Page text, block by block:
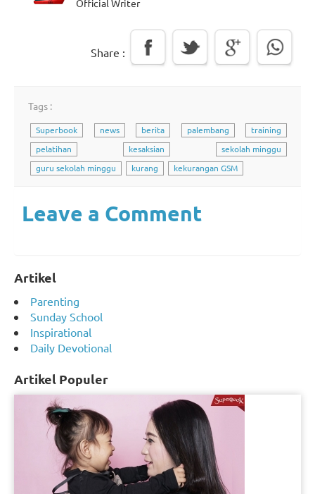
Official Writer
Share :
Tags :
Superbook news berita palembang
training
pelatihan
kesaksian
sekolah minggu
guru sekolah minggu
kurang kekurangan GSM
Leave a Comment
Artikel
Parenting
Sunday School
Inspirational
Daily Devotional
Artikel Populer